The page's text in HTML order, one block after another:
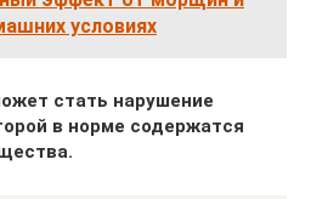
условиях
стать нарушение
в норме содержатся